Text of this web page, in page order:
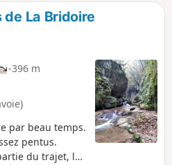
La Bridoire
-396 m
par beau temps.
pentus.
du trajet, le